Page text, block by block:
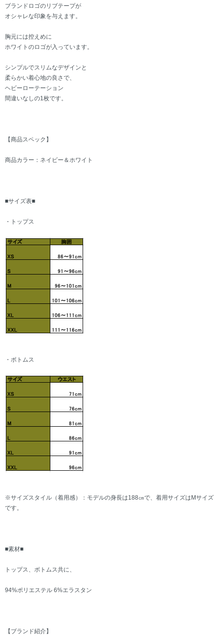
ブランドロゴのリブテープが
オシャレな印象を与えます。
胸元には控えめに
ホワイトのロゴが入っています。
シンプルでスリムなデザインと
柔らかい着心地の良さで、
ヘビーローテーション
間違いなしの1枚です。
【商品スペック】
商品カラー：ネイビー＆ホワイト
■サイズ表■
・トップス
・ボトムス
※サイズスタイル（着用感）：モデルの身長は188㎝で、着用サイズはMサイズ
です。
■素材■
トップス、ボトムス共に、
94%ポリエステル 6%エラスタン
【ブランド紹介】